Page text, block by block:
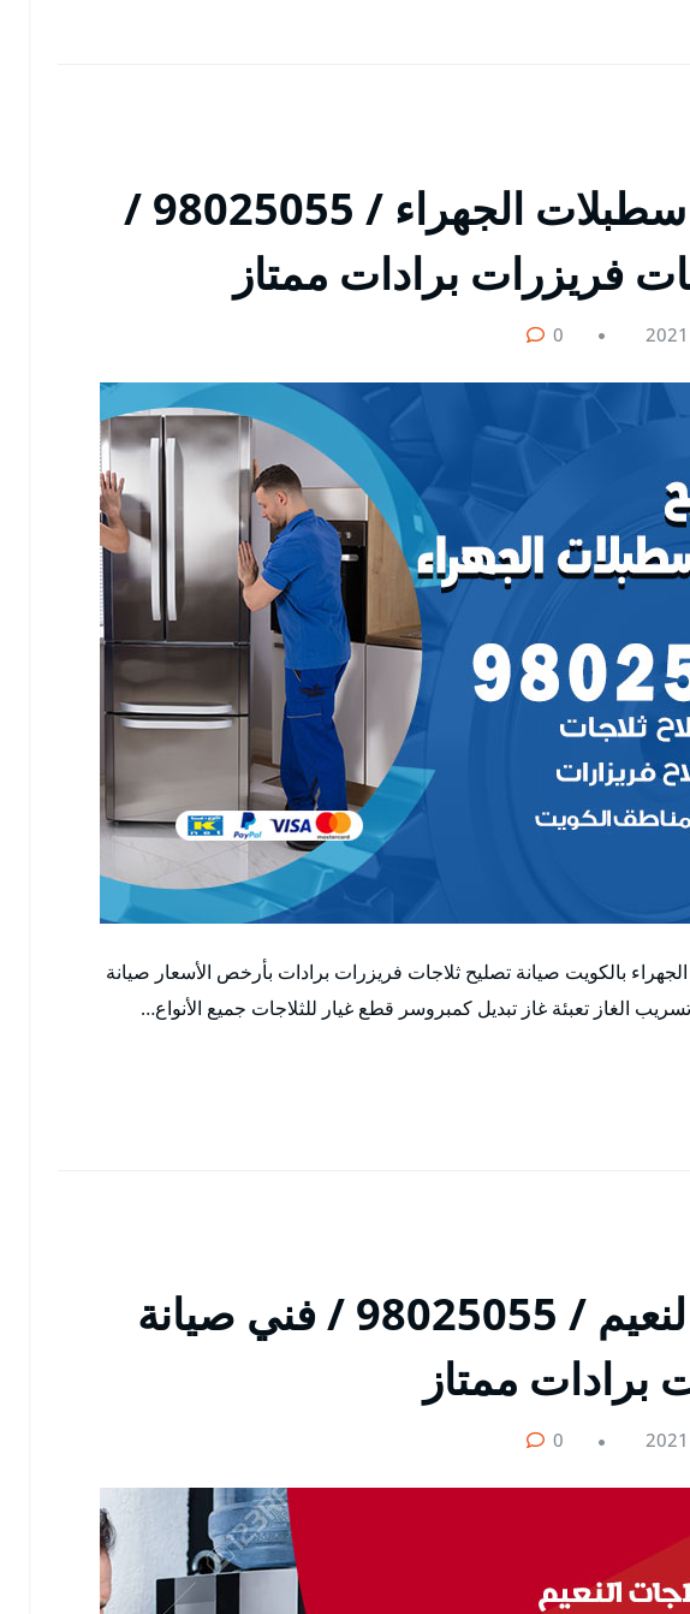
تصليح ثلاجات اسطبلات الجهراء / 98025055 /
فريزرات برادات ممتاز
0
بالكويت صيانة تصليح ثلاجات فريزرات برادات بأرخص الأسعار صيانة
الغاز تعبئة غاز تبديل كمبروسر قطع غيار للثلاجات جميع الأنواع…
تصليح ثلاجات النعيم / 98025055 / فني صيانة
برادات ممتاز
0